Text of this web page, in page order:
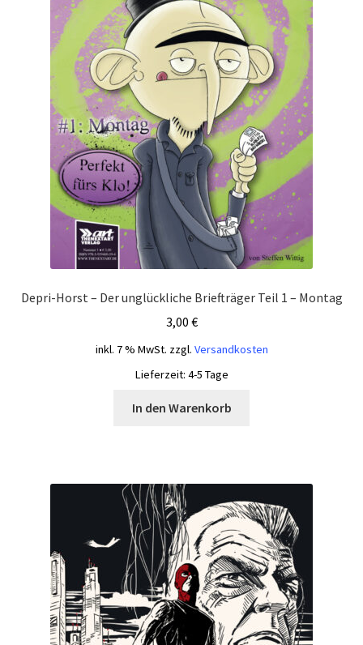
Depri-Horst – Der unglückliche Briefträger Teil 1 – Montag
3,00 €
inkl. 7 % MwSt. zzgl. Versandkosten
Lieferzeit: 4-5 Tage
In den Warenkorb